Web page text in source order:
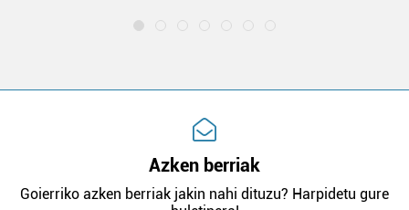
Azken berriak
Goierriko azken berriak jakin nahi dituzu? Harpidetu gure